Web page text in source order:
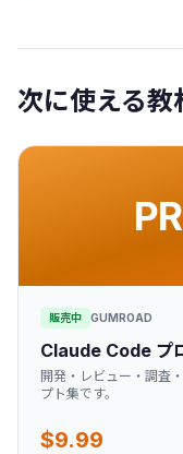
次に使える教
販売中 GUMROAD
Claude Code プ
開発・レビュー・調査
プト集です。
$9.99